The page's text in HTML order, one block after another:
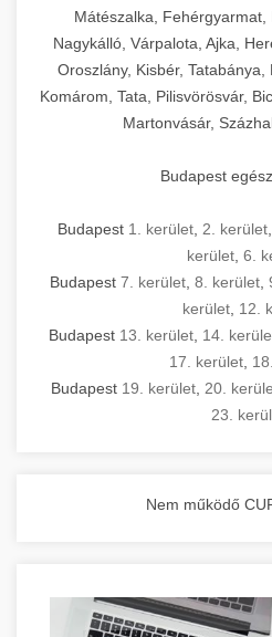
Mátészalka, Fehérgyarmat,
Nagykálló, Várpalota, Ajka,
Oroszlány, Kisbér, Tatabánya,
Komárom, Tata, Pilisvörösvár,
Martonvásár,
Budapest
Budapest 1. kerület 2. kerület
kerület 6.
Budapest 7. kerület, 8. kerület,
kerület 12.
Budapest 13. kerület 14.
17. kerület
Budapest 19. kerület 20.
23.
Nem működő